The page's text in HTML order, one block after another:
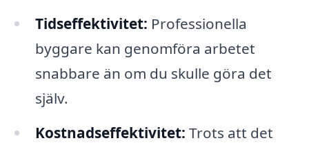
Tidseffektivitet: Professionella
byggare kan genomföra arbetet
snabbare än om du skulle göra det
själv.
Kostnadseffektivitet: Trots att det